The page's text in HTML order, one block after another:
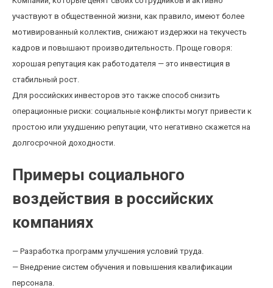
участвуют в общественной жизни, как правило, имеют более
мотивированный коллектив, снижают издержки на текучесть
кадров и повышают производительность. Проще говоря:
хорошая репутация как работодателя — это инвестиция в
стабильный рост.
Для российских инвесторов это также способ снизить
операционные риски: социальные конфликты могут привести к
простою или ухудшению репутации, что негативно скажется на
долгосрочной доходности.
Примеры социального
воздействия в российских
компаниях
— Разработка программ улучшения условий труда.
— Внедрение систем обучения и повышения квалификации
персонала.